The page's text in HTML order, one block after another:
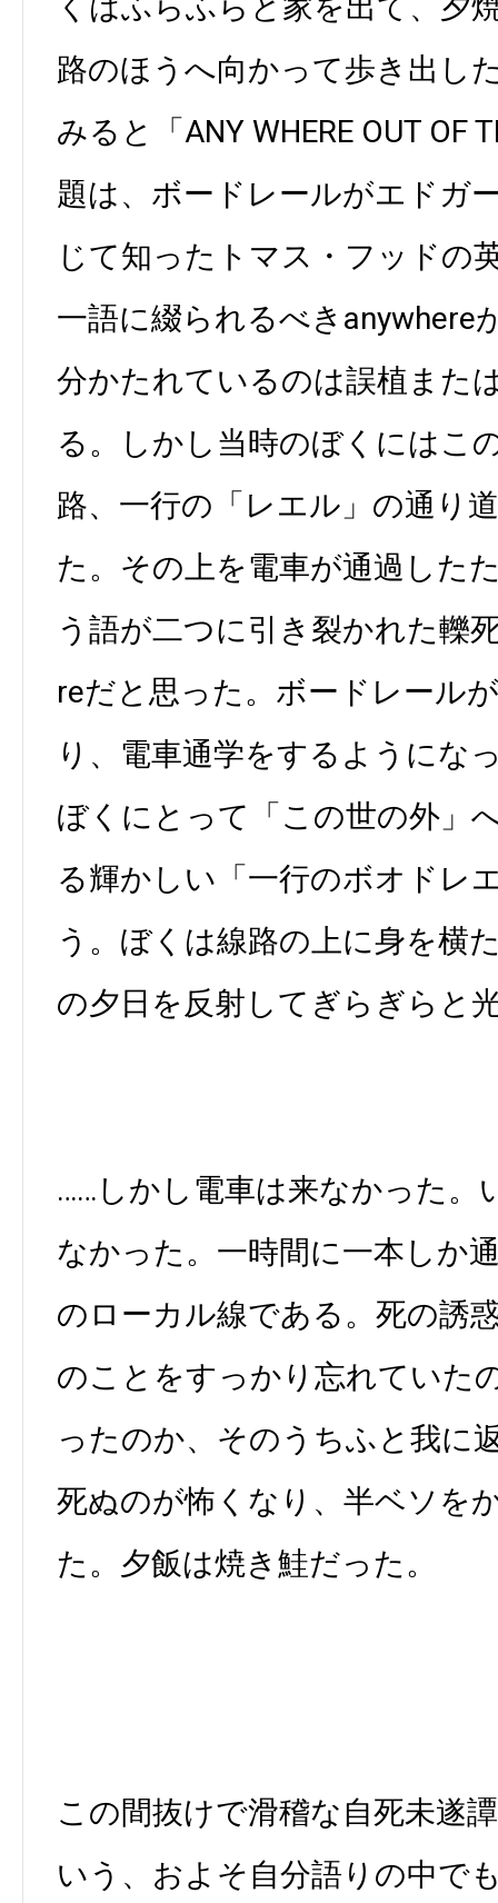
路のほうへ向かって歩き出し
みると「ANY WHERE OUT OF
題は、ボードレールがエドガ
じて知ったトマス・フッドの
一語に綴られるべきanywhere
分かたれているのは誤植また
る。しかし当時のぼくにはこ
路、一行の「レエル」の通り
た。その上を電車が通過した
う語が二つに引き裂かれた轢
reだと思った。ボードレール
り、電車通学をするようにな
ぼくにとって「この世の外」
る輝かしい「一行のボオドレ
う。ぼくは線路の上に身を横
の夕日を反射してぎらぎらと
……しかし電車は来なかった。
なかった。一時間に一本しか
のローカル線である。死の誘
のことをすっかり忘れていた
ったのか、そのうちふと我に
死ぬのが怖くなり、半ベソを
た。夕飯は焼き鮭だった。
この間抜けで滑稽な自死未遂
いう、およそ自分語りの中で